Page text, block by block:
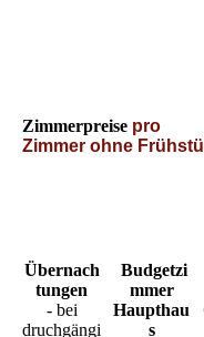
Zimmerpreise pro
Zimmer ohne
Übernach
tungen
- bei
druchgängi
Budgetzi
mmer
Haupthau
s